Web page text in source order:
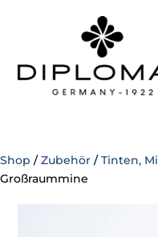
Shop / Zubehör / Tinten,
Großraummine